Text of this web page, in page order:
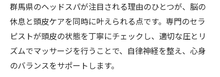
群馬県のヘッドスパが注目される理由のひとつが、脳の
休息と頭皮ケアを同時に叶えられる点です。専門のセラ
ピストが頭皮の状態を丁寧にチェックし、適切な圧とリ
ズムでマッサージを行うことで、自律神経を整え、心身
のバランスをサポートします。